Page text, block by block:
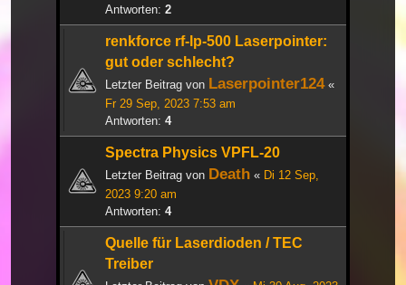
Antworten: 2
renkforce rf-lp-500 Laserpointer:
gut oder schlecht?
Letzter Beitrag von Laserpointer124«
Fr 29 Sep, 2023 7:53 am
Antworten: 4
Spectra Physics VPFL-20
Letzter Beitrag von Death « Di 12 Sep,
2023 9:20 am
Antworten: 4
Quelle für Laserdioden / TEC
Treiber